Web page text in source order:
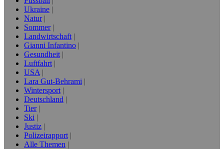
Ukraine
Natur
Sommer
Landwirtschaft
Gianni Infantino
Gesundheit
Luftfahrt
USA
Lara Gut-Behrami
Wintersport
Deutschland
Tier
Ski
Justiz
Polizeirapport
Alle Themen